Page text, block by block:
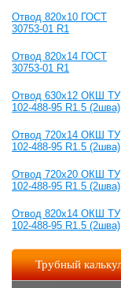
Отвод 820х10 ГОСТ
30753-01 R1
Отвод 820х14 ГОСТ
30753-01 R1
Отвод 630x12 ОКШ ТУ
102-488-95 R1.5 (2шва)
Отвод 720х14 ОКШ ТУ
102-488-95 R1.5 (2шва)
Отвод 720х20 ОКШ ТУ
102-488-95 R1.5 (2шва)
Отвод 820х14 ОКШ ТУ
102-488-95 R1.5 (2шва)
Трубный